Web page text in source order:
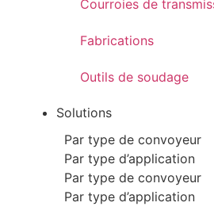
Courroies de
Fabrications
Outils de soudage
Solutions
Par type de convoyeur
Par type d’application
Par type de convoyeur
Par type d’application